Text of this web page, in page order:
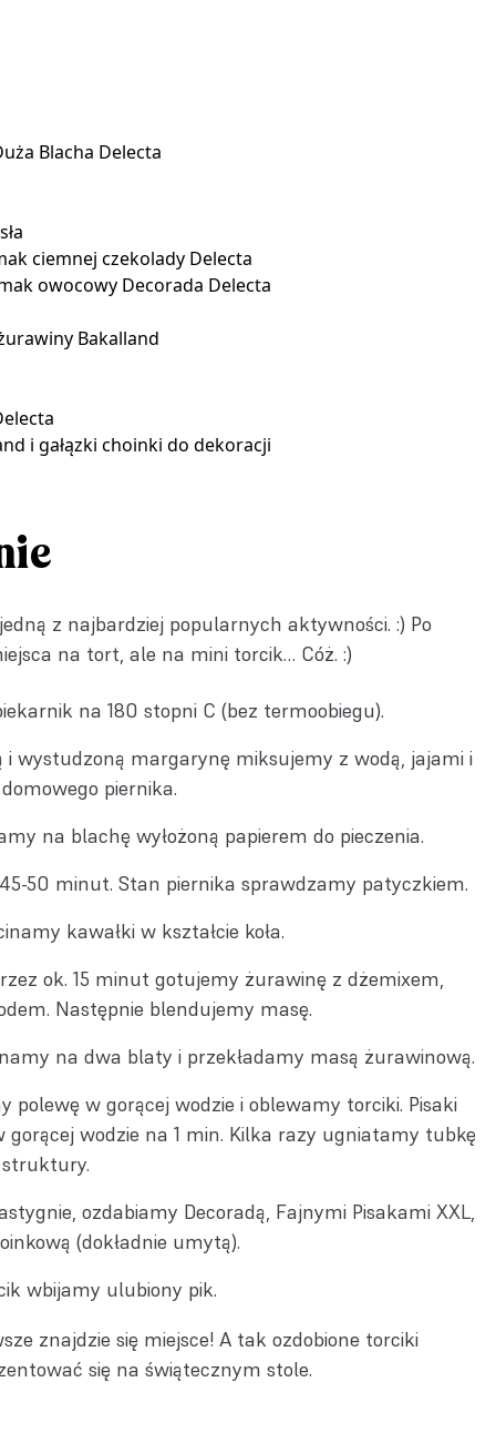
Blacha Delecta
ciemnej czekolady Delecta
owocowy Decorada Delecta
Bakalland
i gałązki choinki do dekoracji
z najbardziej popularnych aktywności. :) Po
na tort, ale na mini torcik… Cóż. :)
na 180 stopni C (bez termoobiegu).
i wystudzoną margarynę miksujemy z wodą, jajami i
piernika.
na blachę wyłożoną papierem do pieczenia.
50 minut. Stan piernika sprawdzamy patyczkiem.
kawałki w kształcie koła.
ok. 15 minut gotujemy żurawinę z dżemixem,
Następnie blendujemy masę.
na dwa blaty i przekładamy masą żurawinową.
polewę w gorącej wodzie i oblewamy torciki. Pisaki
gorącej wodzie na 1 min. Kilka razy ugniatamy tubkę
ozdabiamy Decoradą, Fajnymi Pisakami XXL,
(dokładnie umytą).
wbijamy ulubiony pik.
znajdzie się miejsce! A tak ozdobione torciki
się na świątecznym stole.